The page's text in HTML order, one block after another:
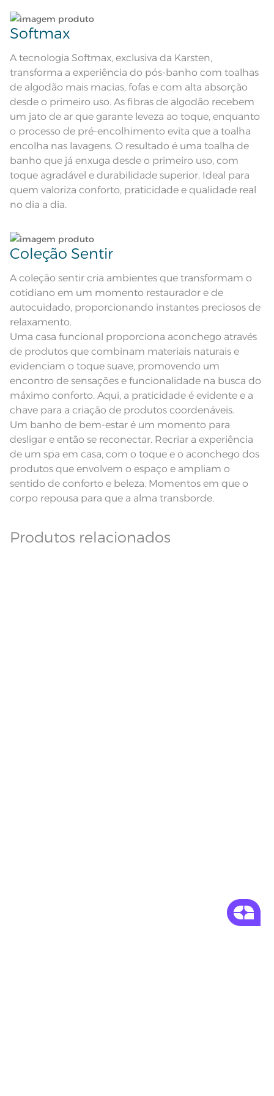
Composição
Cor Coral
Itens Inclusos 1 Toalha de Rosto
Medida 48cm x 70cm
Instruções de Lavagem
Lavação a 60ºC; Proibido alvejar;
Secar em tambor com
temperatura maxima de 60ºC;
Ferro de passar com temperatura
maxima de 150ºC; Proibido lavar a
seco
Fios
Lave tipos de tecidos distintos separadamente;
ciclo;
Lave as peças no ciclo leve, suave ou delicado de
sua lavadora;
Enxágue as peças com bastante água;
Utilize a quantidade mínima de amaciante e sabão;
Ao pendurar as toalhas, recomenda-se sacudi-las
bem;
Softmax
A tecnologia Softmax, exclusiva da Karsten,
transforma a experiência do pós-banho com toalhas
de algodão mais macias, fofas e com alta absorção
desde o primeiro uso. As fibras de algodão recebem
um jato de ar que garante leveza ao toque, enquanto
o processo de pré-encolhimento evita que a toalha
encolha nas lavagens. O resultado é uma toalha de
banho que já enxuga desde o primeiro uso, com
toque agradável e durabilidade superior. Ideal para
quem valoriza conforto, praticidade e qualidade real
no dia a dia.
Coleção Sentir
A coleção sentir cria ambientes que transformam o
cotidiano em um momento restaurador e de
autocuidado, proporcionando instantes preciosos de
relaxamento.
Uma casa funcional proporciona aconchego através
de produtos que combinam materiais naturais e
evidenciam o toque suave, promovendo um
encontro de sensações e funcionalidade na busca do
máximo conforto. Aqui, a praticidade é evidente e a
chave para a criação de produtos coordenáveis.
Um banho de bem-estar é um momento para
desligar e então se reconectar. Recriar a experiência
de um spa em casa, com o toque e o aconchego dos
produtos que envolvem o espaço e ampliam o
sentido de conforto e beleza. Momentos em que o
corpo repousa para que a alma transborde.
Produtos relacionados